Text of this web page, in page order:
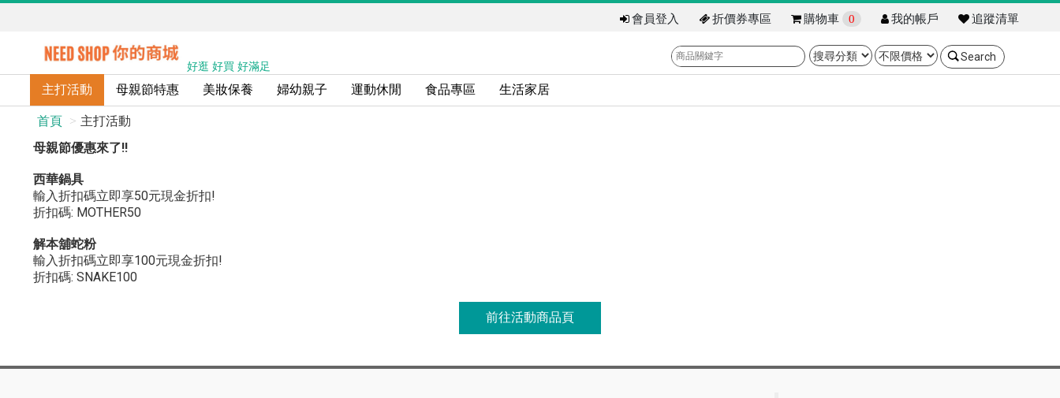
追蹤清單
我的帳戶
購物車 0
折價券專區
會員登入
好逛 好買 好滿足
主打活動 母親節特惠 美妝保養 婦幼親子 運動休閒 食品專區 生活家居
首頁 主打活動
母親節優惠來了!!
西華鍋具
輸入折扣碼立即享50元現金折扣!
折扣碼: MOTHER50
解本舖蛇粉
輸入折扣碼立即享100元現金折扣!
折扣碼: SNAKE100
前往活動商品頁